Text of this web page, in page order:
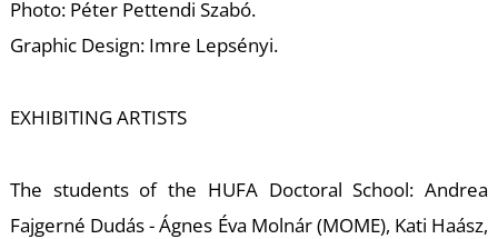
Photo: Péter Pettendi Szabó.
Graphic Design: Imre Lepsényi.
EXHIBITING ARTISTS
The students of the HUFA Doctoral School: Andrea
Fajgerné Dudás - Ágnes Éva Molnár (MOME), Kati Haász,